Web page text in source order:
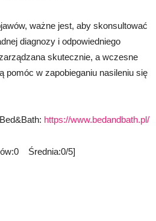
ważne jest, aby skonsultować
diagnozy i odpowiedniego
skutecznie, a wczesne
pomóc w zapobieganiu nasileniu się
https://www.bedandbath.pl/
Średnia:0/5]